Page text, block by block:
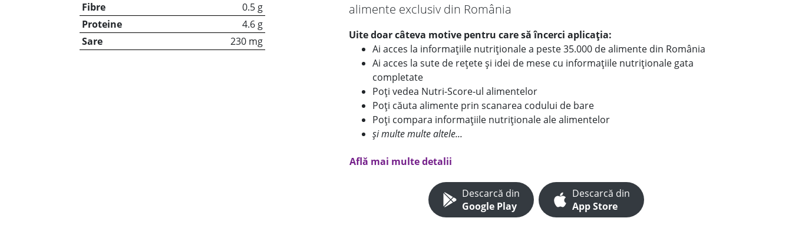
Fibre
0.5 g
Proteine
4.6 g
Sare
230 mg
alimente exclusiv din România
Uite doar câteva motive pentru care să încerci aplicația:
Ai acces la informațiile nutriționale a peste 35.000 de alimente din România
Ai acces la sute de rețete și idei de mese cu informațiile nutriționale gata
completate
Poți vedea Nutri-Score-ul alimentelor
Poți căuta alimente prin scanarea codului de bare
Poți compara informațiile nutriționale ale alimentelor
și multe multe altele...
Află mai multe detalii
Descarcă din
Google Play
Descarcă din
App Store